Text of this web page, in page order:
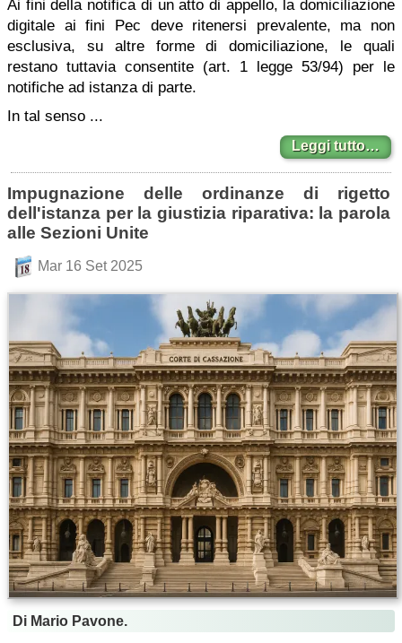
Ai fini della notifica di un atto di appello, la domiciliazione
digitale ai fini Pec deve ritenersi prevalente, ma non
esclusiva, su altre forme di domiciliazione, le quali
restano tuttavia consentite (art. 1 legge 53/94) per le
notifiche ad istanza di parte.
In tal senso ...
Leggi tutto…
Impugnazione delle ordinanze di rigetto
dell'istanza per la giustizia riparativa: la parola
alle Sezioni Unite
Mar 16 Set 2025
Di Mario Pavone.